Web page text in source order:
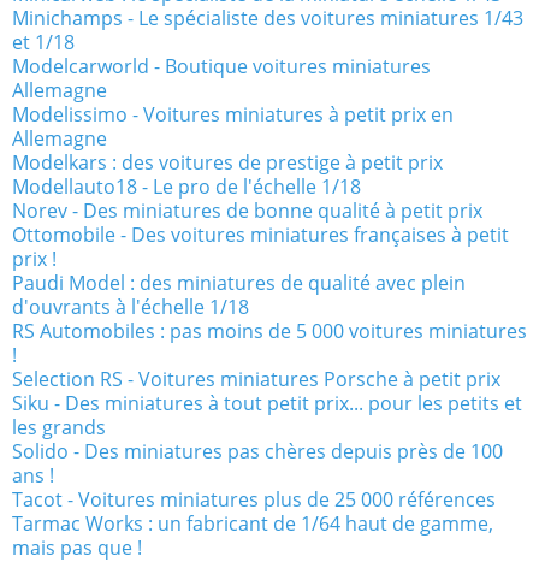
Minichamps - Le spécialiste des voitures miniatures 1/43
et 1/18
Modelcarworld - Boutique voitures miniatures
Allemagne
Modelissimo - Voitures miniatures à petit prix en
Allemagne
Modelkars : des voitures de prestige à petit prix
Modellauto18 - Le pro de l'échelle 1/18
Norev - Des miniatures de bonne qualité à petit prix
Ottomobile - Des voitures miniatures françaises à petit
prix !
Paudi Model : des miniatures de qualité avec plein
d'ouvrants à l'échelle 1/18
RS Automobiles : pas moins de 5 000 voitures miniatures
!
Selection RS - Voitures miniatures Porsche à petit prix
Siku - Des miniatures à tout petit prix... pour les petits et
les grands
Solido - Des miniatures pas chères depuis près de 100
ans !
Tacot - Voitures miniatures plus de 25 000 références
Tarmac Works : un fabricant de 1/64 haut de gamme,
mais pas que !